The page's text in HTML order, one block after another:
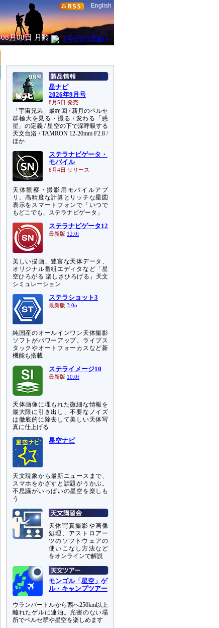
English
月08日 月齢
星ナビ
2026年9月号
8月5日 発売
「宇宙兄弟」最終回 / 新月のペルセ
群極大を見る・撮る / 変わる「惑
星」の定義 / 星空の下で深呼吸する
天文台浴 / TAMRON 12-20mm F2.8 /
ほか
ステラナビゲータ・
モバイル
8月4日 リリース
天体観察・撮影用モバイルアプ
リ。高精度な計算とリッチな星図
表示をスマートフォンで「いつで
もどこでも、ステラナビゲータ」
ステラナビゲータ12
最新版 12.0i
美しい描画、豊富な天体データ、
オリジナル番組エディタなど「星
空ひろがる 楽しさひろげる」天文
シミュレーション
ステラショット3
最新版 3.0o
純国産のオールインワン天体撮影
ソフトがパワーアップ。ライブス
タックやオートフォーカスなど新
機能も搭載
ステライメージ10
最新版 10.0f
天体画像に埋もれた微細な情報を
最大限に引き出し、不要なノイズ
は徹底的に除去して美しい天体写
真に仕上げる
星空ナビ
天文現象から最新ニュースまで、
スマホをかざすと話題がうかぶ。
不思議がいっぱいの星空を楽しも
う
天体写真撮影や画像
処理、アストロアー
ツのソフトウェアの
使いこなし方法など
をオンラインで解説
モンゴル「星空」ゲ
ル・キャンプツアー
ウランバートルから西へ250km以上
離れたゲルに連泊。光害のない場
所でペルセ群や星空を楽しめます